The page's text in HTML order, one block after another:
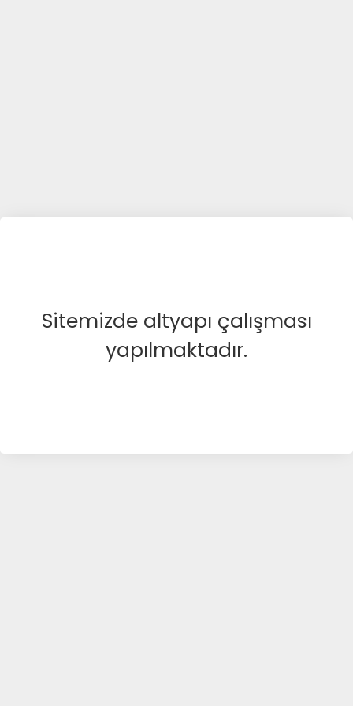
Sitemizde altyapı çalışması
yapılmaktadır.